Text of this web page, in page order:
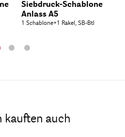
Siebdruck-Schablone
Anlass A5
1 Schablone+1 Rakel, SB-Btl
kauften auch